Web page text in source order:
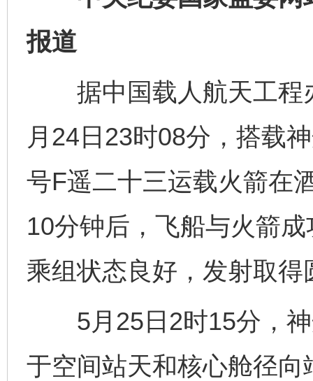
报道
据中国载人航天工程
月24日23时08分，搭载
号F遥二十三运载火箭在
10分钟后，飞船与火箭
乘组状态良好，发射取得
5月25日2时15分，神
于空间站天和核心舱径